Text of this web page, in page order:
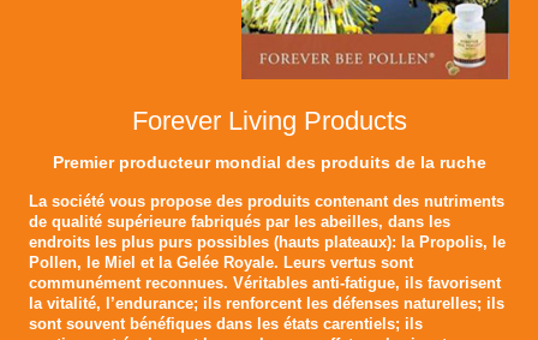
Forever Living Products
Premier producteur mondial des produits de la ruche
La société vous propose des produits contenant des nutriments
de qualité supérieure fabriqués par les abeilles, dans les
endroits les plus purs possibles (hauts plateaux): la Propolis, le
Pollen, le Miel et la Gelée Royale. Leurs vertus sont
communément reconnues. Véritables anti-fatigue, ils favorisent
la vitalité, l’endurance; ils renforcent les défenses naturelles; ils
sont souvent bénéfiques dans les états carentiels; ils